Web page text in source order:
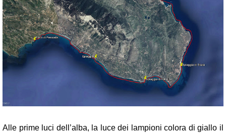
Alle prime luci dell’alba, la luce dei lampioni colora di giallo il